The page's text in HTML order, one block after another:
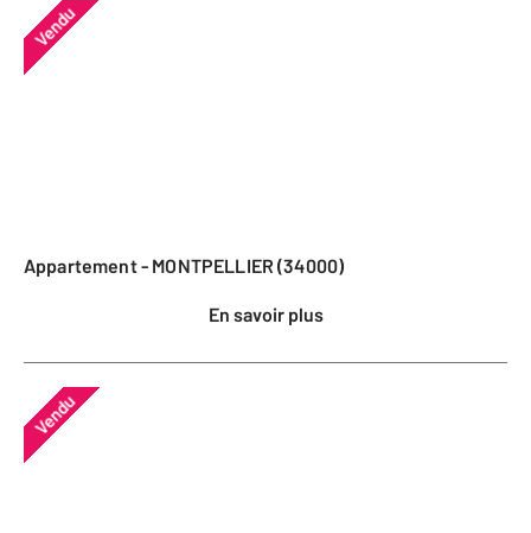
Vendu
Appartement - MONTPELLIER (34000)
En savoir plus
Vendu